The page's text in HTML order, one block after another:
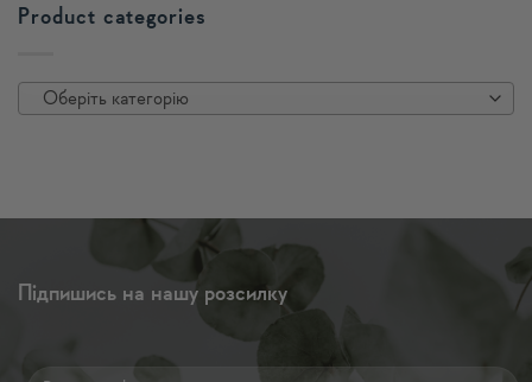
Product categories
Оберіть категорію
Підпишись на нашу розсилку